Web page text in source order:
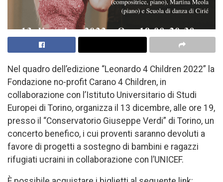
Nel quadro dell’edizione “Leonardo 4 Children 2022” la
Fondazione no-profit Carano 4 Children, in
collaborazione con l’Istituto Universitario di Studi
Europei di Torino, organizza il 13 dicembre, alle ore 19,
presso il “Conservatorio Giuseppe Verdi” di Torino, un
concerto benefico, i cui proventi saranno devoluti a
favore di progetti a sostegno di bambini e ragazzi
rifugiati ucraini in collaborazione con l’UNICEF.